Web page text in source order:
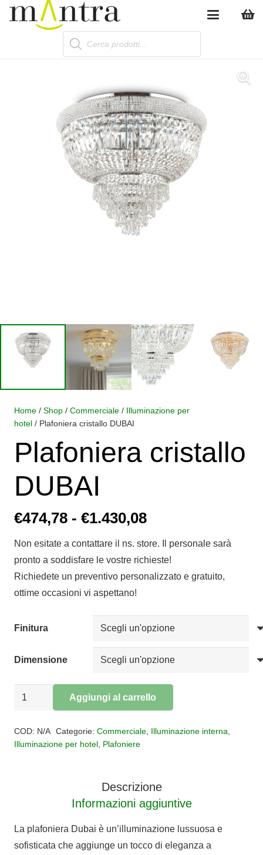
Products
search
Home / Shop / Commerciale / Illuminazione per
hotel / Plafoniera cristallo DUBAI
Plafoniera cristallo
DUBAI
€474,78 - €1.430,08Fascia
prezzo:
da
€474,78
€1.430,08
Non esitate a contattare il ns. store. Il personale sarà
pronto a soddisfare le vostre richieste!
Richiedete un preventivo personalizzato e gratuito,
ottime occasioni vi aspettano!
Finitura
Dimensione
Plafoniera
quantità
Aggiungi al carrello
COD: N/A Categorie: Commerciale, Illuminazione interna
Illuminazione per hotel Plafoniere
Descrizione
Informazioni aggiuntive
La plafoniera Dubai è un’illuminazione lussuosa e
sofisticata che aggiunge un tocco di eleganza a